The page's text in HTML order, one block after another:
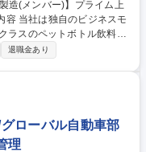
ラスのペットボトル飲料メ
工場にて製造担当をお任せ
ョン化された機械を操作い
よう、保守・保全やメンテ
には設備保全のスペシャリ
ことが可能です。 募集
グループ/転勤無/未経験歓
退職金あり
ローバル自動車部
理